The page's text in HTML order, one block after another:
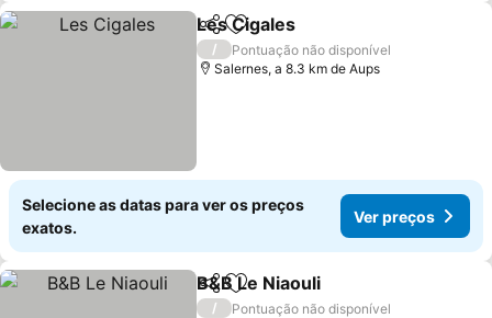
PartilharAdicionar aos favoritos
Les Cigales
/
Pontuação não disponível
Salernes, a 8.3 km de Aups
Selecione as datas para ver os preços
exatos.
Ver preços
PartilharAdicionar aos favoritos
B&B Le Niaouli
/
Pontuação não disponível